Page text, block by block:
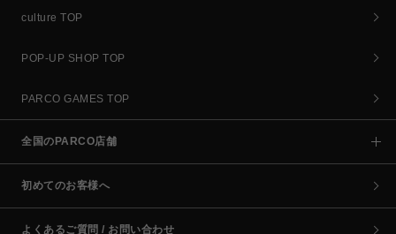
culture TOP
POP-UP SHOP TOP
PARCO GAMES TOP
全国のPARCO店舗
初めてのお客様へ
よくあるご質問 / お問い合わせ